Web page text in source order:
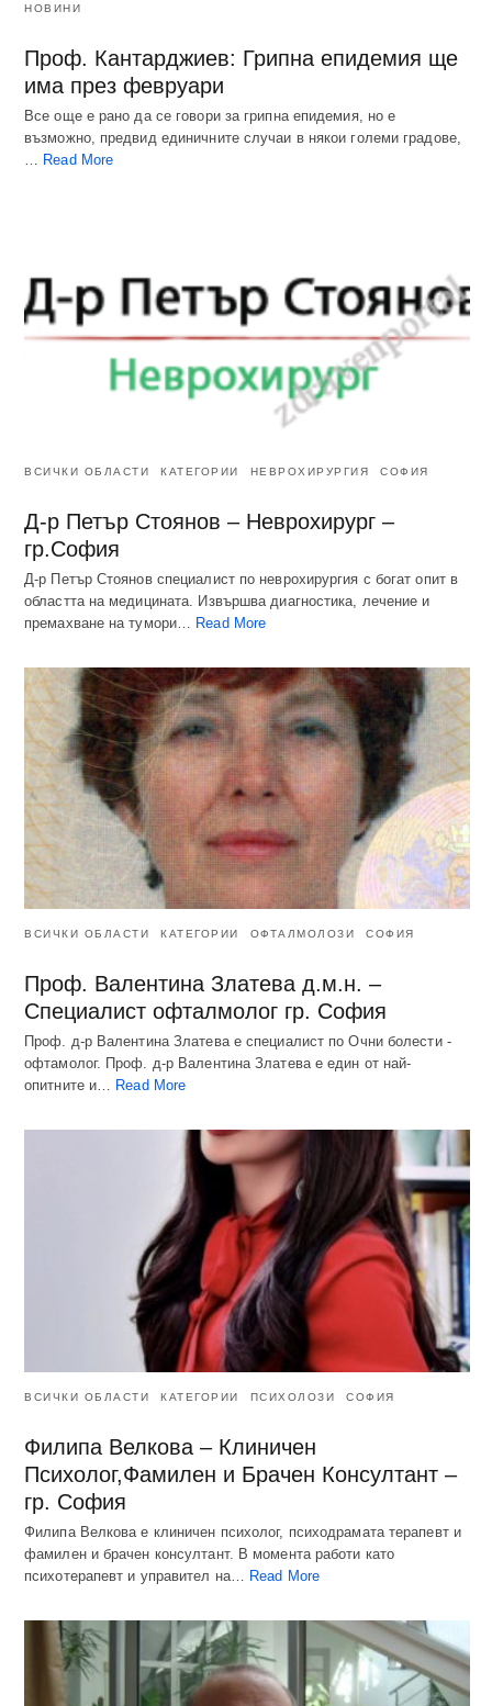
НОВИНИ
Проф. Кантарджиев: Грипна епидемия ще
има през февруари
Все още е рано да се говори за грипна епидемия, но е
възможно, предвид единичните случаи в някои големи градове,
… Read More
ВСИЧКИ ОБЛАСТИ КАТЕГОРИИ НЕВРОХИРУРГИЯ СОФИЯ
Д-р Петър Стоянов – Неврохирург –
гр.София
Д-р Петър Стоянов специалист по неврохирургия с богат опит в
областта на медицината. Извършва диагностика, лечение и
премахване на тумори…
Read More
ВСИЧКИ ОБЛАСТИ КАТЕГОРИИ ОФТАЛМОЛОЗИ СОФИЯ
Проф. Валентина Златева д.м.н. –
Специалист офталмолог гр. София
Проф. д-р Валентина Златева е специалист по Очни болести -
офтамолог. Проф. д-р Валентина Златева е един от най-
опитните и… Read More
ВСИЧКИ ОБЛАСТИ КАТЕГОРИИ ПСИХОЛОЗИ СОФИЯ
Филипа Велкова – Клиничен
Психолог,Фамилен и Брачен Консултант –
гр. София
Филипа Велкова е клиничен психолог, психодрамата терапевт и
фамилен и брачен консултант. В момента работи като
психотерапевт и управител на…
Read More